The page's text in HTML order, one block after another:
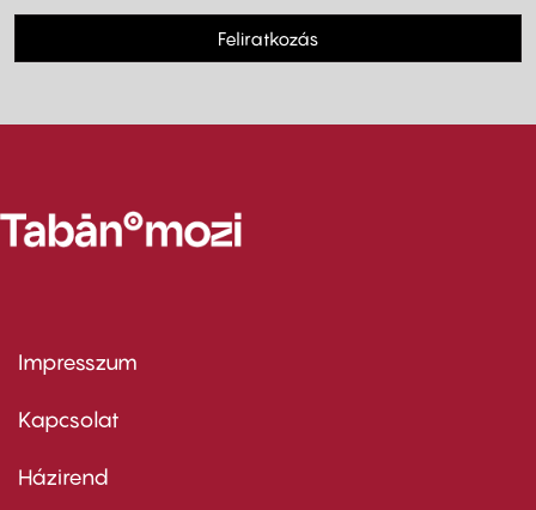
Feliratkozás
Footer
first
Impresszum
Kapcsolat
Footer
Házirend